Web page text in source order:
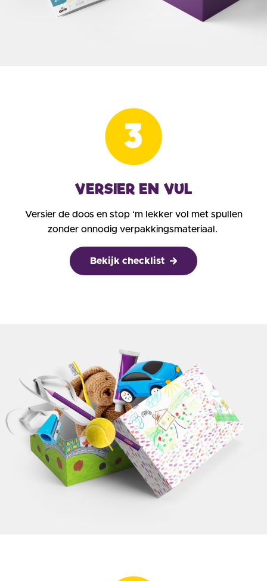
VERSIER EN VUL
Versier de doos en stop ‘m lekker vol met spullen
zonder onnodig verpakkingsmateriaal.
Bekijk checklist